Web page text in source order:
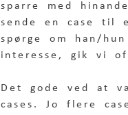
sparre med
sende en case til
spørge om han/
interesse, gik vi
Det gode ved at
cases. Jo flere